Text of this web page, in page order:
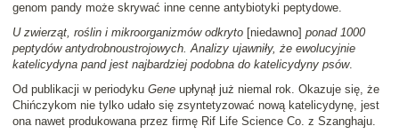
genom pandy może skrywać inne cenne antybiotyki peptydowe.
U zwierząt, roślin i mikroorganizmów odkryto [niedawno] ponad 1000
peptydów antydrobnoustrojowych. Analizy ujawniły, że ewolucyjnie
katelicydyna pand jest najbardziej podobna do katelicydyny psów.
Od publikacji w periodyku Gene upłynął już niemal rok. Okazuje się, że
Chińczykom nie tylko udało się zsyntetyzować nową katelicydynę, jest
ona nawet produkowana przez firmę Rif Life Science Co. z Szanghaju.